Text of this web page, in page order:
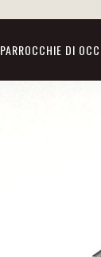
PARROCCHIE DI